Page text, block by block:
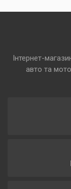
Інтернет-
авто та